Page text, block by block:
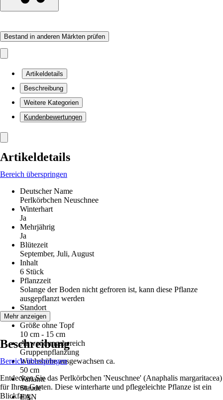
Bestand in anderen Märkten prüfen
Artikeldetails
Beschreibung
Weitere Kategorien
Kundenbewertungen
Artikeldetails
Bereich überspringen
Deutscher Name
Perlkörbchen Neuschnee
Winterhart
Ja
Mehrjährig
Ja
Blütezeit
September, Juli, August
Inhalt
6 Stück
Pflanzzeit
Solange der Boden nicht gefroren ist, kann diese Pflanze
ausgepflanzt werden
Standort
Sonne
Größe ohne Topf
10 cm - 15 cm
Anwendungsbereich
Gruppenpflanzung
Wuchshöhe ausgewachsen ca.
50 cm
Variante
Staude
EAN
Mehr anzeigen
Beschreibung
Bereich überspringen
Entdecken Sie das Perlkörbchen 'Neuschnee' (Anaphalis margaritacea)
für Ihren Garten. Diese winterharte und pflegeleichte Pflanze ist ein
Blickfang.